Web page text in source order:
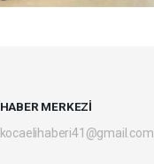
HABER MERKEZİ
kocaelihaberi41@gmail.com